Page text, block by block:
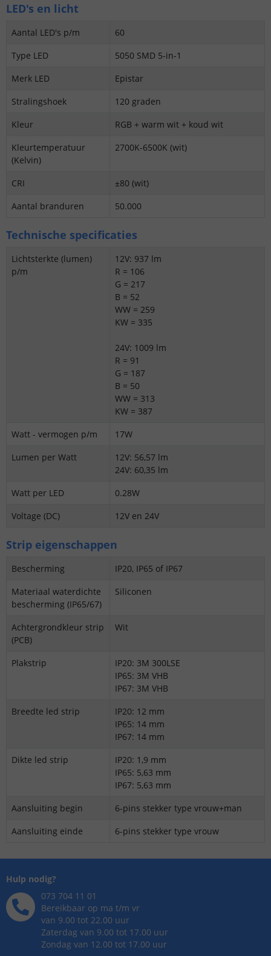
LED's en licht
Aantal LED's p/m
60
Type LED
5050 SMD 5-in-1
Merk LED
Epistar
Stralingshoek
120 graden
Kleur
RGB + warm wit + koud wit
Kleurtemperatuur
(Kelvin)
2700K-6500K (wit)
CRI
±80 (wit)
Aantal branduren
50.000
Technische specificaties
Lichtsterkte (lumen)
p/m
12V: 937 lm
R = 106
G = 217
B = 52
WW = 259
KW = 335
24V: 1009 lm
R = 91
G = 187
B = 50
WW = 313
KW = 387
Watt - vermogen p/m
17W
Lumen per Watt
12V: 56,57 lm
24V: 60,35 lm
Watt per LED
0.28W
Voltage (DC)
12V en 24V
Strip eigenschappen
Bescherming
IP20, IP65 of IP67
Materiaal waterdichte
bescherming (IP65/67)
Siliconen
Achtergrondkleur strip
(PCB)
Wit
Plakstrip
IP20: 3M 300LSE
IP65: 3M VHB
IP67: 3M VHB
Breedte led strip
IP20: 12 mm
IP65: 14 mm
IP67: 14 mm
Dikte led strip
IP20: 1,9 mm
IP65: 5,63 mm
IP67: 5,63 mm
Aansluiting begin
6-pins stekker type vrouw+man
Aansluiting einde
6-pins stekker type vrouw
Hulp nodig?
073 704 11 01
Bereikbaar op ma t/m vr
van 9.00 tot 22.00 uur
Zaterdag van 9.00 tot 17.00 uur
Zondag van 12.00 tot 17.00 uur